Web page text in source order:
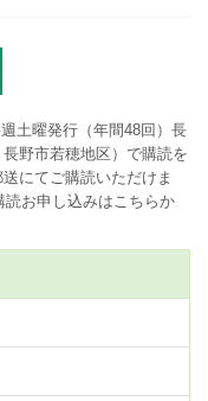
土曜発行（年間48回）長
野市若穂地区）で購読を
にてご購読いただけま
読お申し込みはこちらか